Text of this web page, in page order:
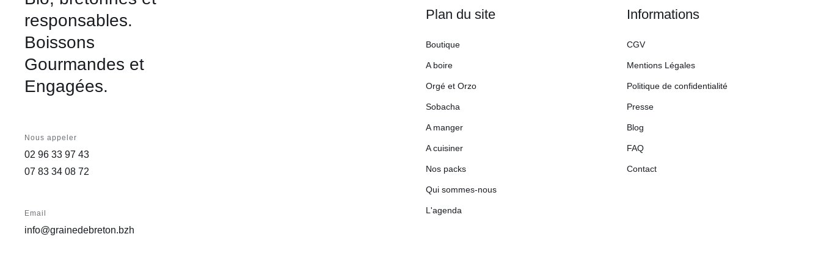
responsables.
Boissons
Gourmandes et
Engagées.
Nous appeler
02 96 33 97 43
07 83 34 08 72
Email
info@grainedebreton.bzh
Plan du site
Boutique
A boire
Orgé et Orzo
Sobacha
A manger
A cuisiner
Nos packs
Qui sommes-nous
L'agenda
Informations
CGV
Mentions Légales
Politique de confidentialité
Presse
Blog
FAQ
Contact